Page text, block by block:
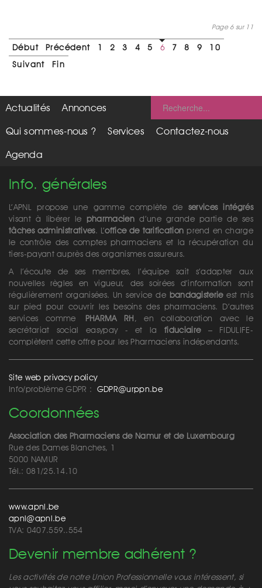
Page 6 sur 11
Début Précédent 1 2 3 4 5 6 7 8 9
10
Suivant
Fin
Actualités
Annonces
Qui sommes-nous ?
Services
Contactez-nous
Agenda
Info. générales
L’APNL propose une gamme complète de services intégrés
visant à libérer le pharmacien d’une grande partie de ses
tâches administratives. L’office de tarification prend en charge
le contrôle des comptes pharmaciens et la récupération du
tiers-payant auprès des organismes assureurs.
A l’écoute de ses membres, l’équipe sait s’adapter aux
nouvelles règles en vigueur, des soirées d’information sont
régulièrement organisées. Un service de bandagisterieest mis
sur pied pour couvrir les besoins des pharmaciens. D’autres
services comme PHARMA RH, en collaboration avec le
secrétariat social easypay - et lafiduciaire– FIDULIFE-
complètent cette offre pour les Pharmaciens indépendants.
Site web privacy policy
Info/problème GDPR : GDPR@urppn.be
Coordonnées
Association des Pharmaciens de Namur et de Luxembourg
Rue des Dames Blanches, 1
5000 NAMUR
Tél.: 081/25.14.10
www.apnl.be
apnl@apnl.be
TVA: 0407.559..554
Devenir membre adhérent ?
Les activités de notre Union Professionnelle vous intéressent, si